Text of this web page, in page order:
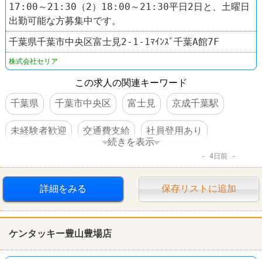
17:00～21:30（2）18:00～21:30平日2日と、土曜日
出勤可能な方募集中です。
千葉県千葉市中央区富士見2-1-1ﾏｲﾝｽﾞ千葉A館7F
株式会社セリア
この求人の関連キーワード
千葉県
千葉市中央区 富士見 京成千葉駅
未経験者歓迎 交通費支給 社員登用あり
Seria（セリア）
続きを表示
4日前
詳細をみる 保存リストに追加
ケンタッキー豊山豊場店